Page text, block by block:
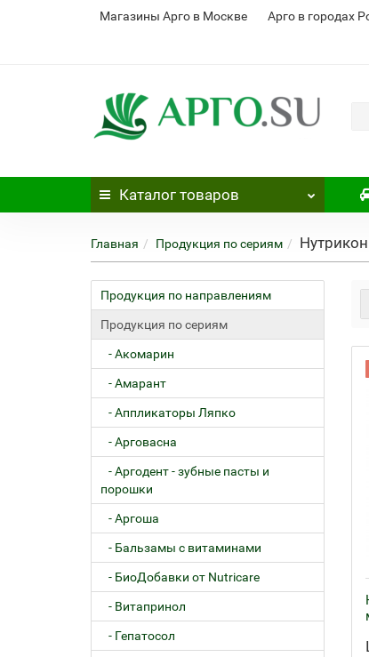
Магазины Арго в Москве Арго в городах
Каталог товаров
Главная Продукция по сериям
Продукция по направлениям
Продукция по сериям
- Акомарин
- Амарант
- Аппликаторы Ляпко
- Арговасна
- Аргодент - зубные пасты и
порошки
- Аргоша
- Бальзамы с витаминами
- БиоДобавки от Nutricare
- Витапринол
- Гепатосол